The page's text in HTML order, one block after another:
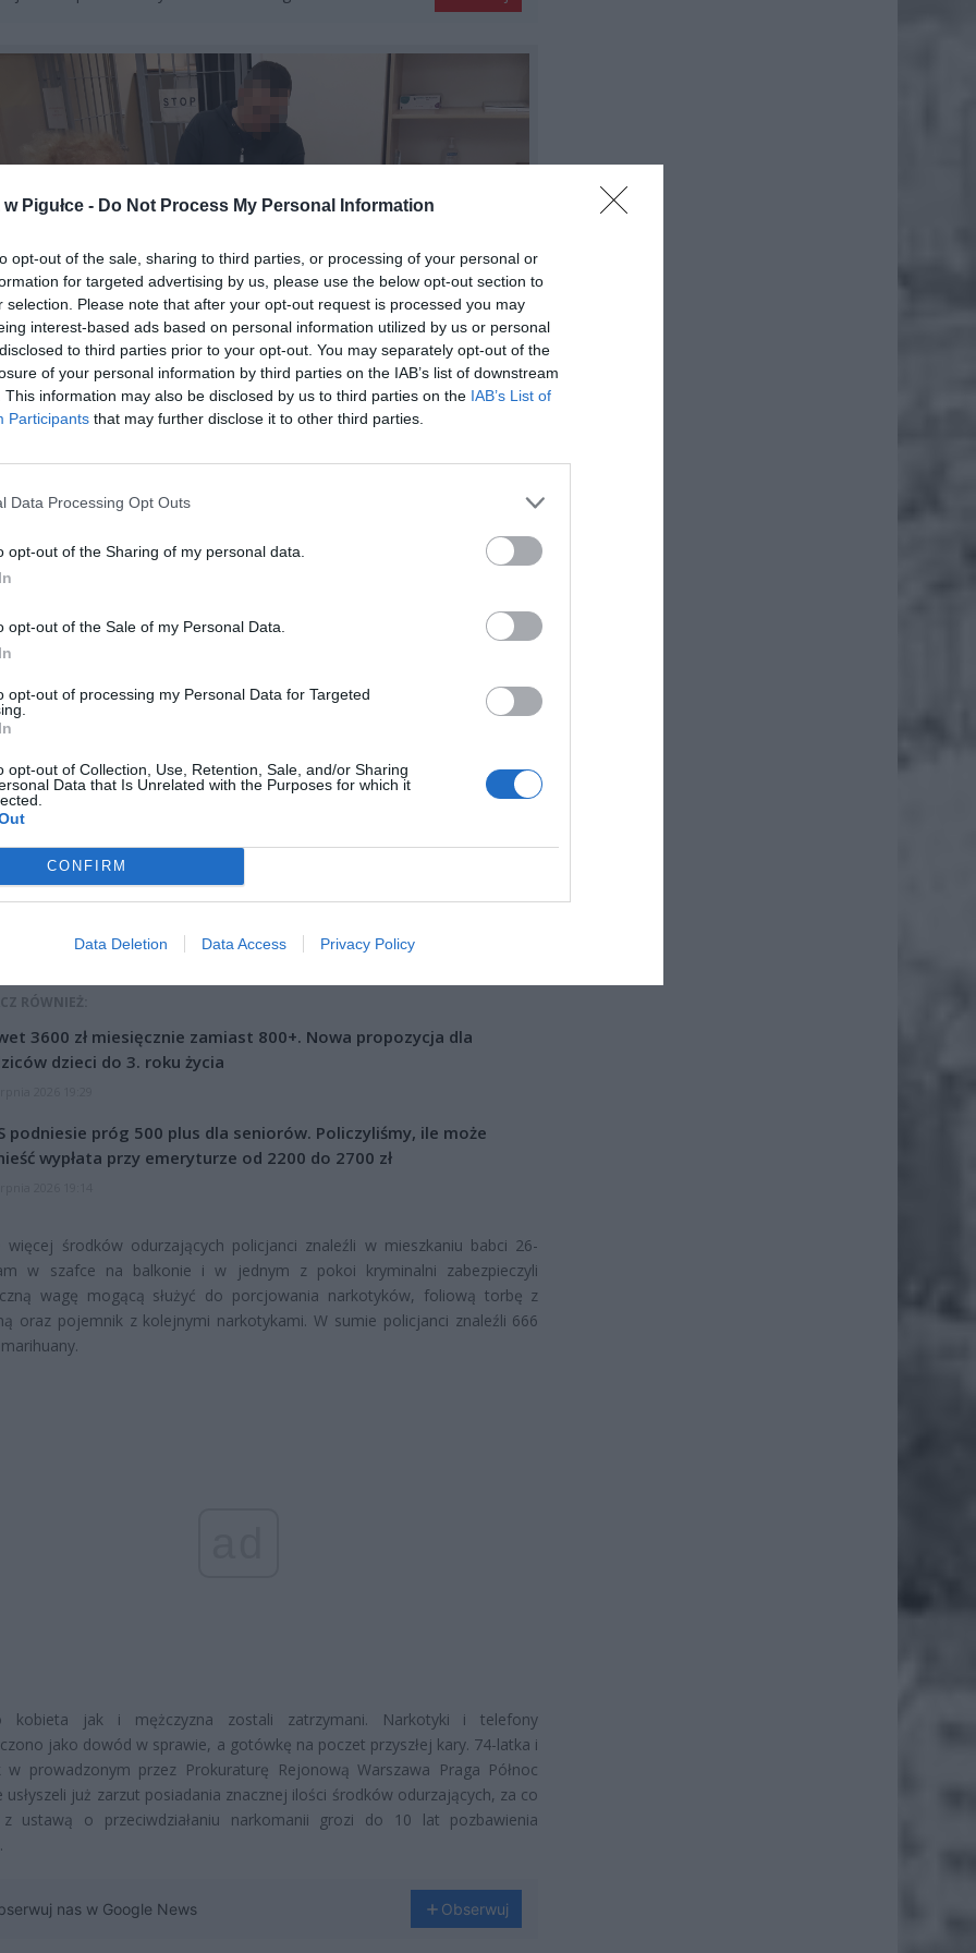
Pigułce - Do Not Process My Personal Information
opt-out of the sale, sharing to third parties, or processing of your personal or
for targeted advertising by us, please use the below opt-out section to
selection. Please note that after your opt-out request is processed you may
interest-based ads based on personal information utilized by us or personal
to third parties prior to your opt-out. You may separately opt-out of the
of your personal information by third parties on the IAB’s list of downstream
This information may also be disclosed by us to third parties on the IAB’s List of
Participants that may further disclose it to other third parties.
Data Processing Opt Outs
opt-out of the Sharing of my personal data.
opt-out of the Sale of my Personal Data.
opt-out of processing my Personal Data for Targeted
opt-out of Collection, Use, Retention, Sale, and/or Sharing
Data that Is Unrelated with the Purposes for which it
CONFIRM
Data Deletion Data Access Privacy Policy
Fot. Policja
swoją babcią. Trop zaprowadził kryminalnych do dwóch mieszkań na
wkroczyli do obu lokali w tym samym czasie. W pierwszym zatrzymali 26-
oraz kilka porcji różnego rodzaju narkotyków.
RÓWNIEŻ:
3600 zł miesięcznie zamiast 800+. Nowa propozycja dla
dzieci do 3. roku życia
podniesie próg 500 plus dla seniorów. Policzyliśmy, ile może
wypłata przy emeryturze od 2200 do 2700 zł
więcej środków odurzających policjanci znaleźli w mieszkaniu babci 26-
w szafce na balkonie i w jednym z pokoi kryminalni zabezpieczyli
wagę mogącą służyć do porcjowania narkotyków, foliową torbę z
oraz pojemnik z kolejnymi narkotykami. W sumie policjanci znaleźli 666
kobieta jak i mężczyzna zostali zatrzymani. Narkotyki i telefony
jako dowód w sprawie, a gotówkę na poczet przyszłej kary. 74-latka i
w prowadzonym przez Prokuraturę Rejonową Warszawa Praga Północ
usłyszeli już zarzut posiadania znacznej ilości środków odurzających, za co
z ustawą o przeciwdziałaniu narkomanii grozi do 10 lat pozbawienia
nas w Google News Obserwuj